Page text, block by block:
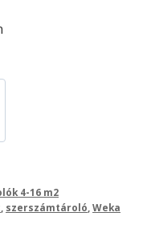
4-16 m2
szerszámtároló Weka